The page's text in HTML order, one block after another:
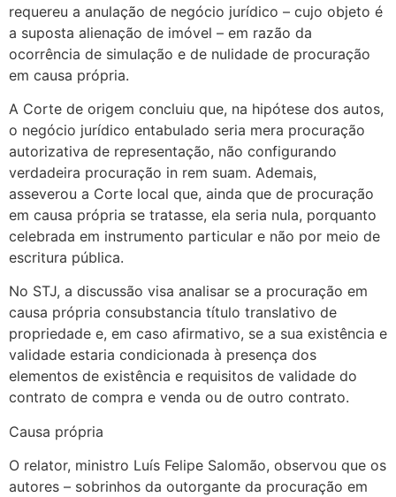
requereu a anulação de negócio jurídico – cujo objeto é
a suposta alienação de imóvel – em razão da
ocorrência de simulação e de nulidade de procuração
em causa própria.
A Corte de origem concluiu que, na hipótese dos autos,
o negócio jurídico entabulado seria mera procuração
autorizativa de representação, não configurando
verdadeira procuração in rem suam. Ademais,
asseverou a Corte local que, ainda que de procuração
em causa própria se tratasse, ela seria nula, porquanto
celebrada em instrumento particular e não por meio de
escritura pública.
No STJ, a discussão visa analisar se a procuração em
causa própria consubstancia título translativo de
propriedade e, em caso afirmativo, se a sua existência e
validade estaria condicionada à presença dos
elementos de existência e requisitos de validade do
contrato de compra e venda ou de outro contrato.
Causa própria
O relator, ministro Luís Felipe Salomão, observou que os
autores – sobrinhos da outorgante da procuração em